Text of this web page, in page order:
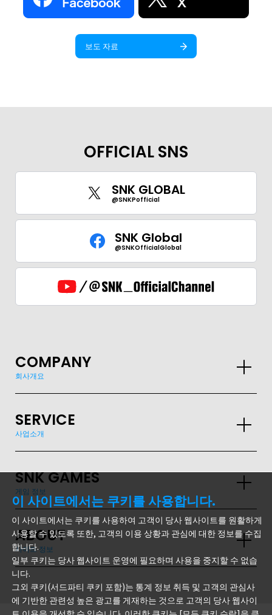
GLOBAL
JPN ENG 한글 繁体 簡体
보도 자료
OFFICIAL SNS
SNK GLOBAL
@SNKPofficial
SNK Global
@SNKOfficialGlobal
COMPANY
회사개요
SERVICE
사업소개
SNK GAMES
게임 정보
ABOUT
사이트 정보
이 사이트에서는 쿠키를 사용합니다.
이 사이트에서는 쿠키를 사용하여 고객이 당사 웹사이트를 원활하게
사용할 수 있도록 또한, 고객의 이용 상황과 관심에 대한 정보를 수집
합니다.
일부 쿠키는 당사 웹사이트 운영에 필요하며 사용을 중지할 수 없습
니다.
그외 쿠키(서드파티 쿠키 포함)는 통계 정보 취득 및 고객의 관심사
에 기반한 관련성 높은 광고를 게재하는 것으로 고객의 당사 웹사이